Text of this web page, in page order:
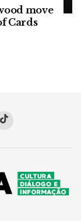
move
Cards